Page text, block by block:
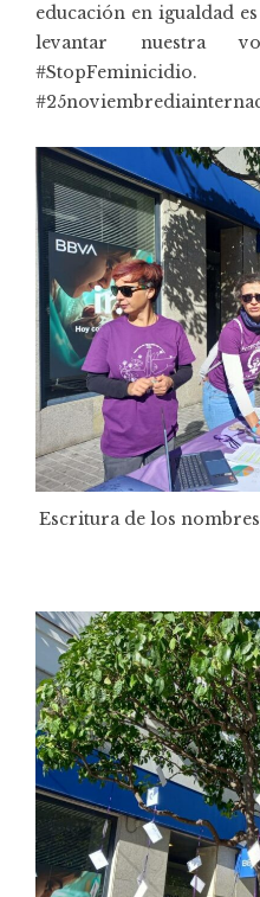
educación en igualdad
levantar nuestra
#StopFeminicidio.
Escritura de los